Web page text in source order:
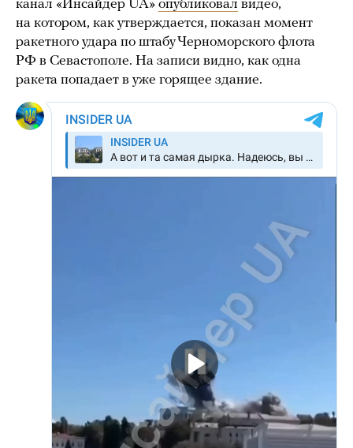
канал «Инсайдер UA» опубликовал видео,
на котором, как утверждается, показан момент
ракетного удара по штабу Черноморского флота
РФ в Севастополе. На записи видно, как одна
ракета попадает в уже горящее здание.